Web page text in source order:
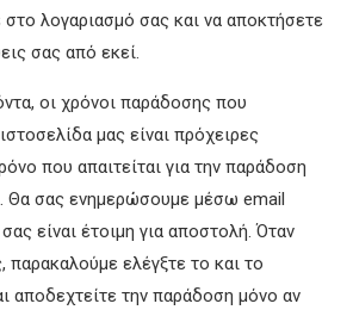
στο λογαριασμό σας και να αποκτήσετε
σας από εκεί.
οι χρόνοι παράδοσης που
μας είναι πρόχειρες
που απαιτείται για την παράδοση
Θα σας ενημερώσουμε μέσω email
είναι έτοιμη για αποστολή. Όταν
παρακαλούμε ελέγξτε το και το
αποδεχτείτε την παράδοση μόνο αν